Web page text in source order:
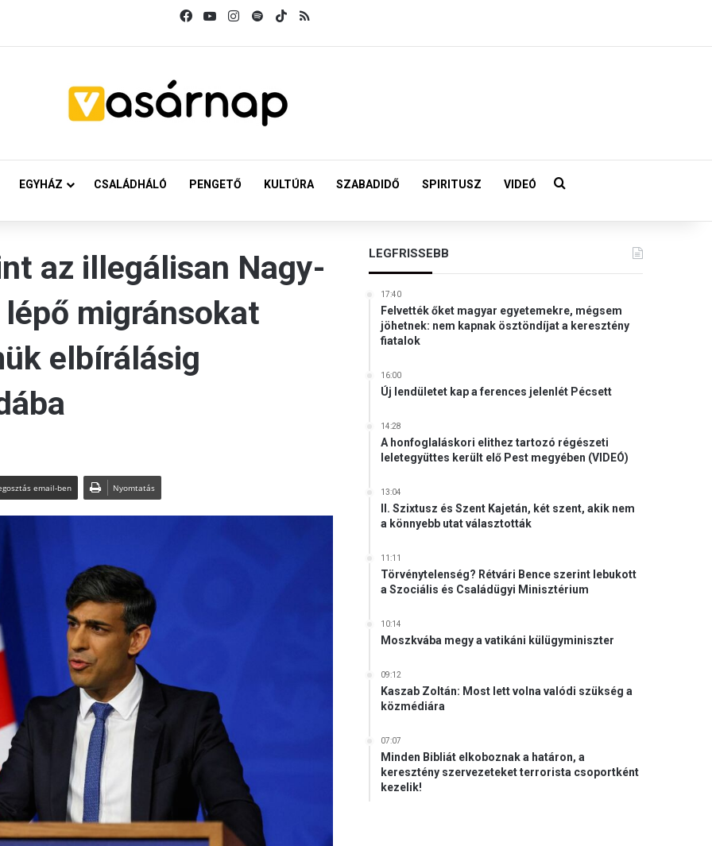
FacebookYouTubeInstagram
SpotifyTikTok
EGYHÁZ CSALÁDHÁLÓ PENGETŐ KULTÚRA SZABADIDŐ SPIRITUSZ VIDEÓ Keresés:
az illegálisan Nagy-
migránsokat
elbírálásig
email-ben Nyomtatás
LEGFRISSEBB
17:40
Felvették őket magyar egyetemekre, mégsem
jöhetnek: nem kapnak ösztöndíjat a keresztény
fiatalok
16:00
Új lendületet kap a ferences jelenlét Pécsett
14:28
A honfoglaláskori elithez tartozó régészeti
leletegyüttes került elő Pest megyében (VIDEÓ)
13:04
II. Szixtusz és Szent Kajetán, két szent, akik nem
a könnyebb utat választották
11:11
Törvénytelenség? Rétvári Bence szerint lebukott
a Szociális és Családügyi Minisztérium
10:14
Moszkvába megy a vatikáni külügyminiszter
09:12
Kaszab Zoltán: Most lett volna valódi szükség a
közmédiára
07:07
Minden Bibliát elkoboznak a határon, a
keresztény szervezeteket terrorista csoportként
kezelik!